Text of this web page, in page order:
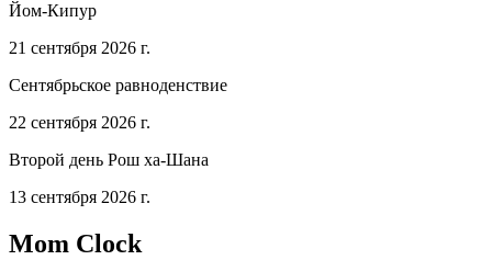
Йом-Кипур
21 сентября 2026 г.
Сентябрьское равноденствие
22 сентября 2026 г.
Второй день Рош ха-Шана
13 сентября 2026 г.
Mom Clock